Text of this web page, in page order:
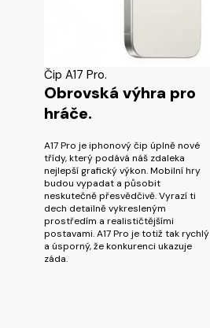
Čip A17 Pro.
Obrovská výhra pro
hráče.
A17 Pro je iphonový čip úplně nové
třídy, který podává náš zdaleka
nejlepší grafický výkon. Mobilní hry
budou vypadat a působit
neskutečně přesvědčivě. Vyrazí ti
dech detailně vykresleným
prostředím a realističtějšími
postavami. A17 Pro je totiž tak rychlý
a úsporný, že konkurenci ukazuje
záda.